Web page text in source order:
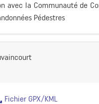
avec la Communauté de
Pédestres
Fichier GPX/KML